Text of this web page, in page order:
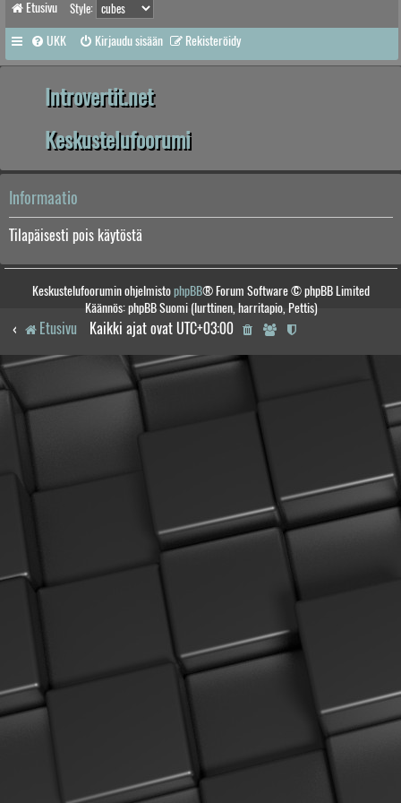
Etusivu Style:
UKK Kirjaudu sisään Rekisteröidy
Introvertit.net
Keskustelufoorumi
Informaatio
Tilapäisesti pois käytöstä
Keskustelufoorumin ohjelmistophpBB® Forum Software © phpBB Limited
Käännös: phpBB Suomi (lurttinen, harritapio, Pettis)
Etusivu Kaikki ajat ovat UTC+03:00